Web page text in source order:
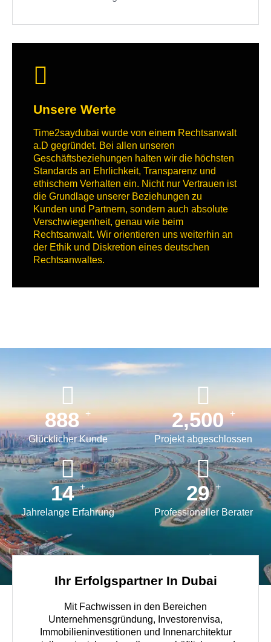
Unsere Werte
Time2saydubai wurde von einem Rechtsanwalt
a.D gegründet. Bei allen unseren
Geschäftsbeziehungen halten wir die höchsten
Standards an Ehrlichkeit, Transparenz und
ethischem Verhalten ein. Nicht nur Vertrauen ist
die Grundlage unserer Beziehungen zu
Kunden und Partnern, sondern auch absolute
Verschwiegenheit, genau wie beim
Rechtsanwalt. Wir orientieren uns weiterhin an
der Ethik und Diskretion eines deutschen
Rechtsanwaltes.
888 +
Glücklicher Kunde
2,500 +
Projekt abgeschlossen
15 +
Jahrelange Erfahrung
30 +
Professioneller Berater
Ihr Erfolgspartner In Dubai
Mit Fachwissen in den Bereichen
Unternehmensgründung, Investorenvisa,
Immobilieninvestitionen und Innenarchitektur